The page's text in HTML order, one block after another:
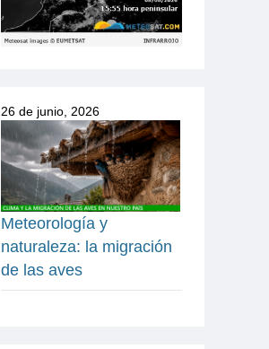
26 de junio, 2026
Meteorología y
naturaleza: la migración
de las aves